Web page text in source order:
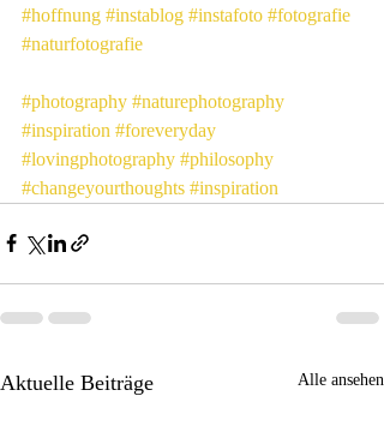
#hoffnung #instablog #instafoto #fotografie
#naturfotografie
#photography #naturephotography
#inspiration #foreveryday
#lovingphotography #philosophy
#changeyourthoughts #inspiration
Aktuelle Beiträge Alle ansehen